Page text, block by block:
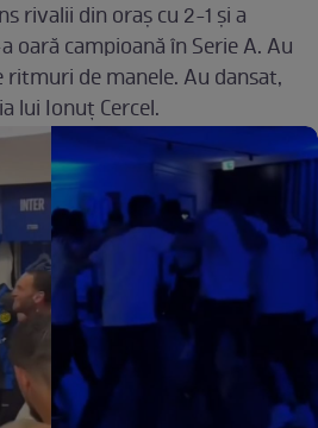
rivalii din oraș cu 2-1 și a
oară campioană în Serie A. Au
de manele. Au dansat,
lui Ionuț Cercel.